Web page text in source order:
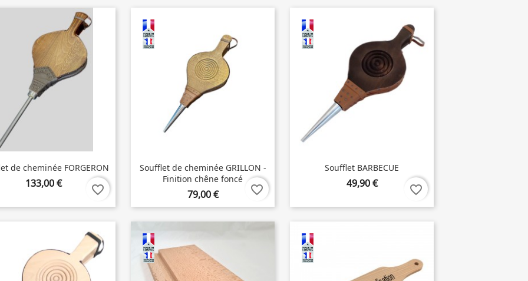
de cheminée FORGERON
133,00 € favorite_border
Soufflet de cheminée GRILLON -
Finition chêne foncé
79,00 € favorite_border
Soufflet BARBECUE
49,90 € favorite_border